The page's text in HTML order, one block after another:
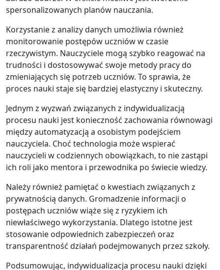
spersonalizowanych planów nauczania.
Korzystanie z analizy danych umożliwia również
monitorowanie postępów uczniów w czasie
rzeczywistym. Nauczyciele mogą szybko reagować na
trudności i dostosowywać swoje metody pracy do
zmieniających się potrzeb uczniów. To sprawia, że
proces nauki staje się bardziej elastyczny i skuteczny.
Jednym z wyzwań związanych z indywidualizacją
procesu nauki jest konieczność zachowania równowagi
między automatyzacją a osobistym podejściem
nauczyciela. Choć technologia może wspierać
nauczycieli w codziennych obowiązkach, to nie zastąpi
ich roli jako mentora i przewodnika po świecie wiedzy.
Należy również pamiętać o kwestiach związanych z
prywatnością danych. Gromadzenie informacji o
postępach uczniów wiąże się z ryzykiem ich
niewłaściwego wykorzystania. Dlatego istotne jest
stosowanie odpowiednich zabezpieczeń oraz
transparentność działań podejmowanych przez szkoły.
Podsumowując, indywidualizacja procesu nauki dzięki